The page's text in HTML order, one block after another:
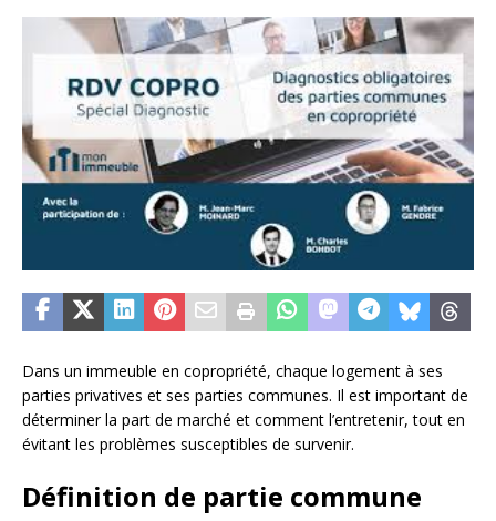
Dans un immeuble en copropriété, chaque logement à ses
parties privatives et ses parties communes. Il est important de
déterminer la part de marché et comment l’entretenir, tout en
évitant les problèmes susceptibles de survenir.
Définition de partie commune